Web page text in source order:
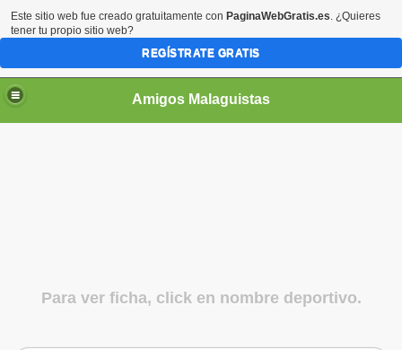
Amigos Malaguistas
Para ver ficha, click en nombre deportivo.
Este sitio web fue creado gratuitamente con PaginaWebGratis.es. ¿Quieres
tener tu propio sitio web?
REGÍSTRATE GRATIS